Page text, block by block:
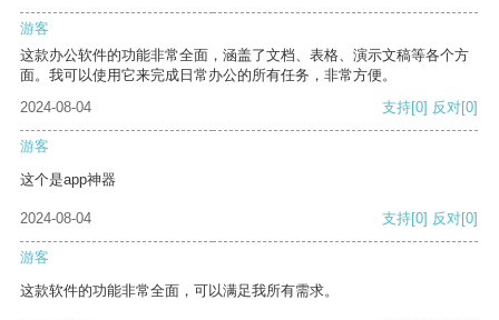
游客
这款办公软件的功能非常全面，涵盖了文档、表格、演示文稿等各个方
面。我可以使用它来完成日常办公的所有任务，非常方便。
2024-08-04
支持[0] 反对[0]
游客
这个是app神器
2024-08-04 支持[0] 反对[0]
游客
这款软件的功能非常全面，可以满足我所有需求。